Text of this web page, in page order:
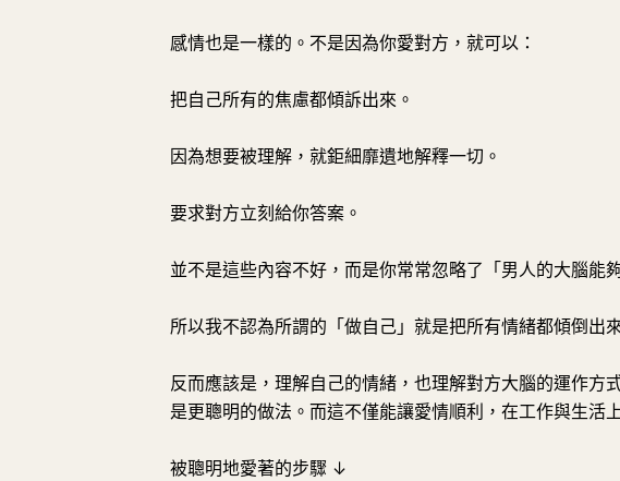
感情也是一樣的。不是因為你愛對方，就可以：
把自己所有的焦慮都傾訴出來。
因為想要被理解，就鉅細靡遺地解釋一切。
要求對方立刻給你答案。
並不是這些內容不好，而是你常常忽略了「男人的大腦能
所以我不認為所謂的「做自己」就是把所有情緒都傾倒出
反而應該是，理解自己的情緒，也理解對方大腦的運作
是更聰明的做法。而這不僅能讓愛情順利，在工作與生活
被聰明地愛著的步驟 ↓